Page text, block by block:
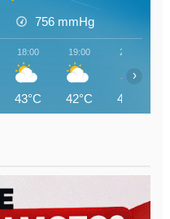
756 mmHg
18:00
43°C
19:00
42°C
20:00
42°C
›